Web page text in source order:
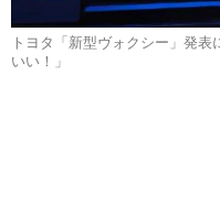
トヨタ「新型ヴォクシー」発表
いい！」